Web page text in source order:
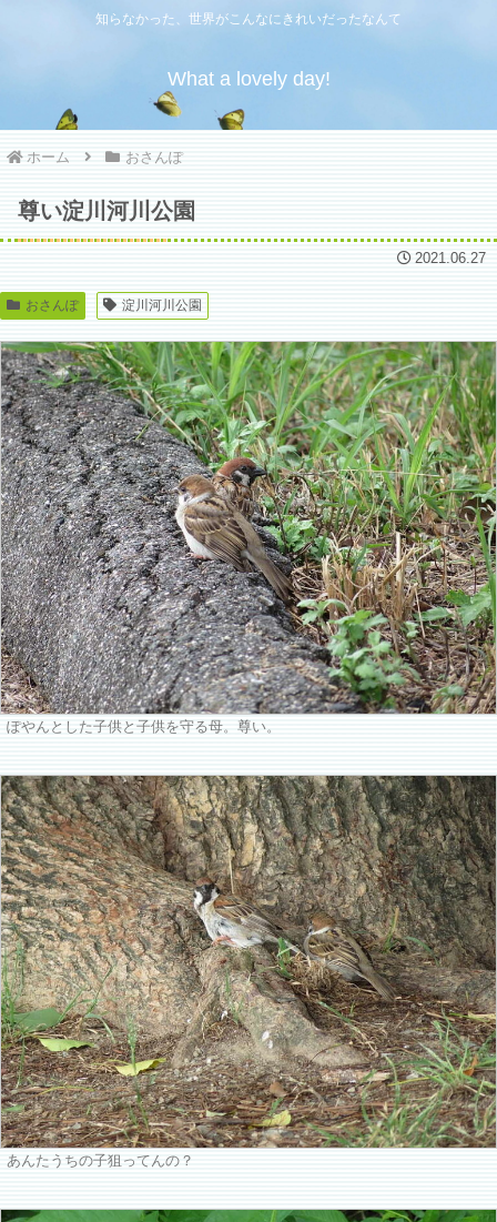
知らなかった、世界がこんなにきれいだったなんて
What a lovely day!
ホーム おさんぽ
尊い淀川河川公園
2021.06.27
おさんぽ 淀川河川公園
ぽやんとした子供と子供を守る母。尊い。
あんたうちの子狙ってんの？